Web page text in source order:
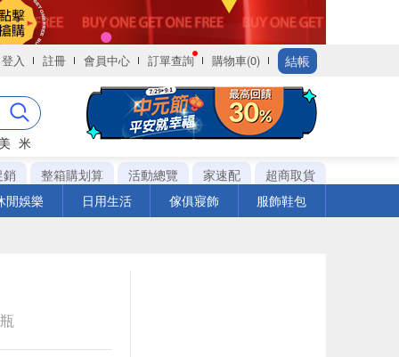
登入 註冊 會員中心 訂單查詢 購物車(0) 結帳
米
銷
整箱購划算 活動總覽 家速配
超商取貨
閒娛樂
日用生活 傢俱寢飾 服飾鞋包